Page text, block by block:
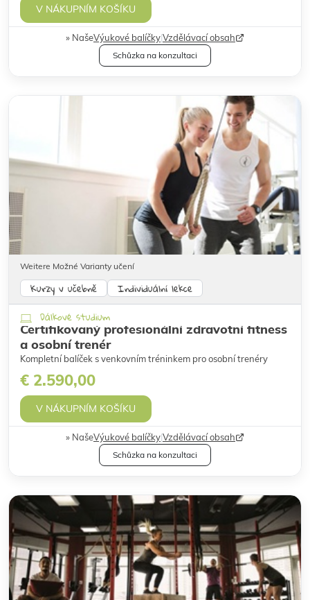
V NÁKUPNÍM KOŠÍKU
NašeVýukové balíčky|Vzdělávací obsah
Schůzka na konzultaci
Weitere Možné Varianty učení
Dálkové studium
Kurzy v učebně Individuální lekce
Certifikovaný profesionální zdravotní fitness
a osobní trenér
Kompletní balíček s venkovním tréninkem pro osobní trenéry
€ 2.590,00
V NÁKUPNÍM KOŠÍKU
NašeVýukové balíčky|Vzdělávací obsah
Schůzka na konzultaci